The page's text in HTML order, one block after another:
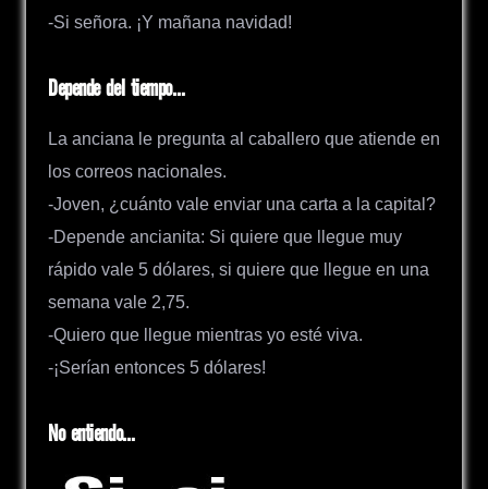
-Si señora. ¡Y mañana navidad!
Depende del tiempo…
La anciana le pregunta al caballero que atiende en
los correos nacionales.
-Joven, ¿cuánto vale enviar una carta a la capital?
-Depende ancianita: Si quiere que llegue muy
rápido vale 5 dólares, si quiere que llegue en una
semana vale 2,75.
-Quiero que llegue mientras yo esté viva.
-¡Serían entonces 5 dólares!
No entiendo…